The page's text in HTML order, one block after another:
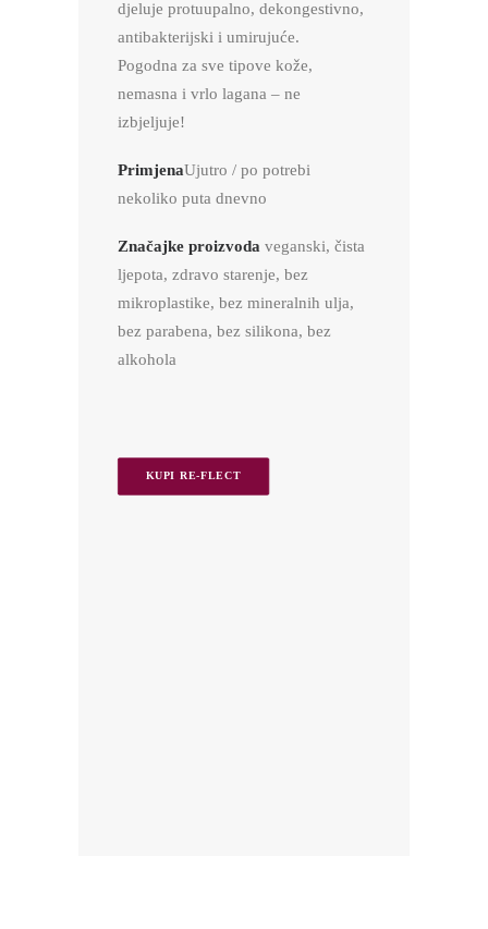
djeluje protuupalno, dekongestivno,
antibakterijski i umirujuće.
Pogodna za sve tipove kože,
nemasna i vrlo lagana – ne
izbjeljuje!
PrimjenaUjutro / po potrebi
nekoliko puta dnevno
Značajke proizvoda veganski, čista
ljepota, zdravo starenje, bez
mikroplastike, bez mineralnih ulja,
bez parabena, bez silikona, bez
alkohola
KUPI RE-FLECT